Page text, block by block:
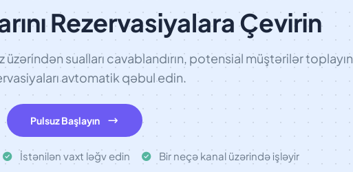
Rezervasiyalara Çevirin
sualları cavablandırın, potensial müştərilər toplayın
avtomatik qəbul edin.
Pulsuz Başlayın
İstənilən vaxt ləğv edin Bir neçə kanal üzərində işləyir